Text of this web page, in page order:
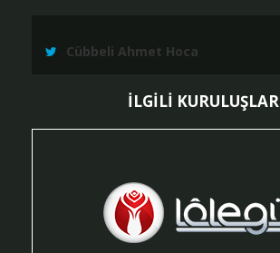
Cübbeli Ahmet Hoca
İLGİLİ KURULUŞLAR